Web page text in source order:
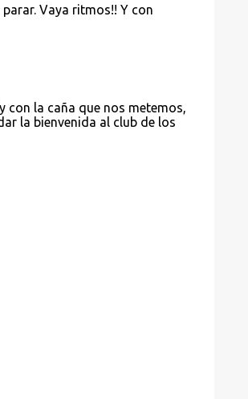
Vaya ritmos!! Y con
con la caña que nos metemos,
la bienvenida al club de los